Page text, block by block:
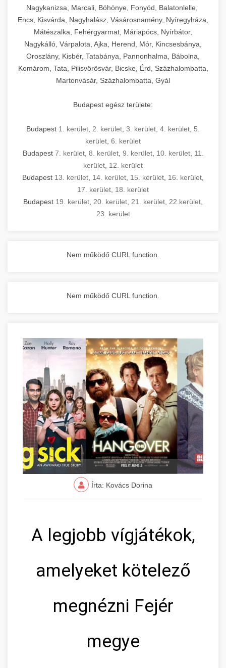
Nagykanizsa, Marcali, Böhönye, Fonyód, Balatonlelle,
Encs, Kisvárda, Nagyhalász, Vásárosnamény, Nyíregyháza,
Mátészalka, Fehérgyarmat, Máriapócs, Nyírbátor,
Nagykálló, Várpalota, Ajka, Herend, Mór, Kincsesbánya,
Oroszlány, Kisbér, Tatabánya, Pannonhalma, Bábolna,
Komárom, Tata, Pilisvörösvár, Bicske, Érd, Százhalombatta,
Martonvásár, Százhalombatta, Gyál
Budapest egész területe:
Budapest 1. kerület 2. kerület 3. kerület 4. kerület 5.
kerület 6. kerület
Budapest 7. kerület, 8. kerület, 9. kerület, 10. kerület, 11.
kerület 12. kerület
Budapest 13. kerület 14. kerület 15. kerület 16. kerület
17. kerület 18. kerület
Budapest 19. kerület 20. kerület 21. kerület 22.kerület
23. kerület
Nem működő CURL function.
Nem működő CURL function.
Írta: Kovács Dorina
A legjobb vígjátékok,
amelyeket kötelező
megnézni Fejér
megye